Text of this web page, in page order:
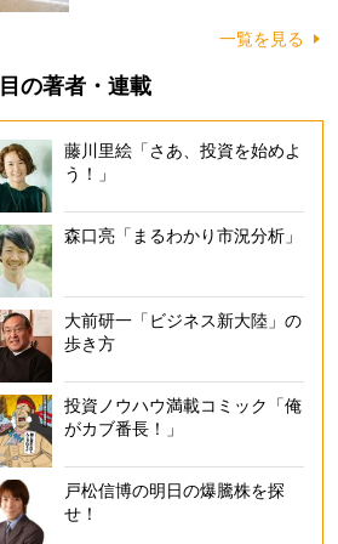
一覧を見る
の著者・連載
藤川里絵「さあ、投資を始めよ
う！」
森口亮「まるわかり市況分析」
大前研一「ビジネス新大陸」の
歩き方
投資ノウハウ満載コミック「俺
がカブ番長！」
戸松信博の明日の爆騰株を探
せ！